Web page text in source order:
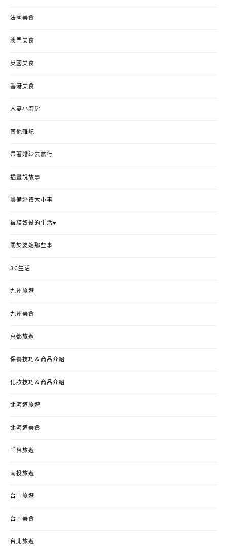
法國美食
澳門美食
英國美食
香港美食
人妻小廚房
其他雜記
帶著婚紗去旅行
插畫說故事
籌備婚禮大小事
被貓奴役的生活♥
關於婆媳那些事
3C生活
九州旅遊
九州美食
京都旅遊
保養技巧＆商品介紹
化妝技巧＆商品介紹
北海道旅遊
北海道美食
千葉旅遊
南投旅遊
台中旅遊
台中美食
台北旅遊